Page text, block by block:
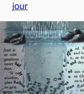
jour